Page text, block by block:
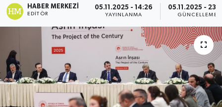
HABER MERKEZI
EDITÖR
05.11.2025 - 14:26
YAYINLANMA
05.11.2025 -
GÜNCELLEME
Haber Arşivi